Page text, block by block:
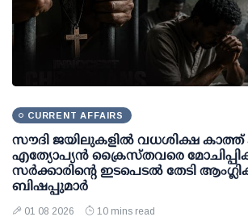
CURRENT AFFAIRS
സൗദി ജയിലുകളിൽ വധശിക്ഷ കാത്ത്
എത്യോപ്യൻ ക്രൈസ്തവരെ
സർക്കാരിന്റെ ഇടപെടൽ തേടി
ബിഷപ്പുമാർ
01 08 2026 10 mins read